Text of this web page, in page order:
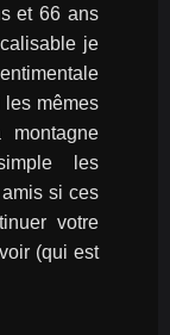
et 66 ans
je
mêmes
les
si ces
votre
(qui est